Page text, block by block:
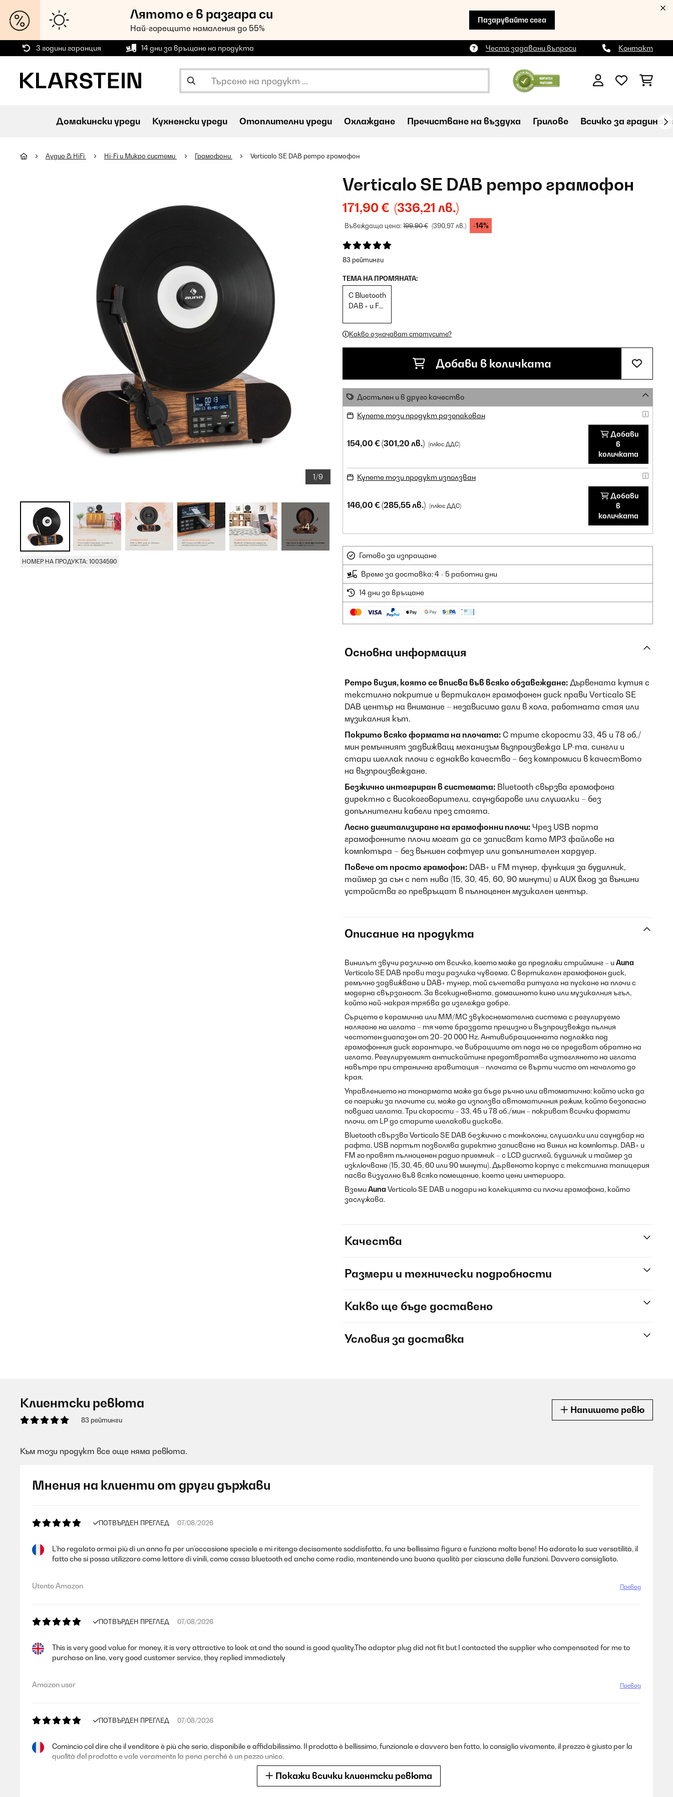
Лятото е в разгара си
Най-горещите намаления до 55%
Пазарувайте сега
3 години гаранция 14 дни за връщане на продукта Често задавани въпроси Контакт
Домакински уреди Кухненски уреди Oтоплителни уреди Охлаждане Пречистване на въздуха Грилове Всичко за
Аудио & HiFi Hi-Fi и Микро системи Грамофони Verticalo SE DAB ретро грамофон
1/9
+4
НОМЕР НА ПРОДУКТА: 10034590
Verticalo SE DAB ретро грамофон
171,90 € (336,21 лв.)
Въвеждаща цена:199,90 € (390,97 лв.) -14%
83 рейтинги
ТЕМА НА ПРОМЯНАТА:
С Bluetooth
DAB + и FM
Какво означават статусите?
Добави в количката
Достъпен и в друго качество
Купете този продукт разопакован
154,00 €(301,20 лв.) (плюс ДДС)
Добави
в
количката
Купете този продукт използван
146,00 €(285,55 лв.) (плюс ДДС)
Добави
в
количката
Готово за изпращане
Време за доставка: 4 - 5 работни дни
14 дни за връщане
Основна информация
Ретро визия, която се вписва във всяко обзавеждане: Дървената кутия с
текстилно покритие и вертикален грамофонен диск прави Verticalo SE
DAB център на внимание – независимо дали в хола, работната стая или
музикалния кът.
Покрито всяко формата на плочата: С трите скорости 33, 45 и 78 об./
мин ремъчният задвижващ механизъм възпроизвежда LP-та, сингли и
стари шеллак плочи с еднакво качество – без компромиси в качеството
на възпроизвеждане.
Безжично интегриран в системата: Bluetooth свързва грамофона
директно с високоговорители, саундбарове или слушалки – без
допълнителни кабели през стаята.
Лесно дигитализиране на грамофонни плочи: Чрез USB порта
грамофонните плочи могат да се записват като MP3 файлове на
компютъра – без външен софтуер или допълнителен хардуер.
Повече от просто грамофон: DAB+ и FM тунер, функция за будилник,
таймер за сън с пет нива (15, 30, 45, 60, 90 минути) и AUX вход за външни
устройства го превръщат в пълноценен музикален център.
Описание на продукта
Винилът звучи различно от всичко, което може да предложи стрийминг – и Auna
Verticalo SE DAB прави тази разлика чуваема. С вертикален грамофонен диск,
ремъчно задвижване и DAB+ тунер, той съчетава ритуала на пускане на плочи с
модерна свързаност. За всекидневната, домашното кино или музикалния ъгъл,
който най-накрая трябва да изглежда добре.
Сърцето е керамична или MM/MC звукоснемателна система с регулируемо
налягане на иглата – тя чете браздата прецизно и възпроизвежда пълния
честотен диапазон от 20–20 000 Hz. Антивибрационната подложка под
грамофонния диск гарантира, че вибрациите от пода не се предават обратно на
иглата. Регулируемият антискайтинг предотвратява изтеглянето на иглата
навътре при странична гравитация – плочата се върти чисто от началото до
края.
Управлението на тонармата може да бъде ръчно или автоматично: който иска да
се погрижи за плочите си, може да използва автоматичния режим, който безопасно
повдига иглата. Три скорости – 33, 45 и 78 об./мин – покриват всички формати
плочи, от LP до старите шелакови дискове.
Bluetooth свързва Verticalo SE DAB безжично с тонколони, слушалки или саундбар на
рафта. USB портът позволява директно записване на винил на компютър. DAB+ и
FM го правят пълноценен радио приемник – с LCD дисплей, будилник и таймер за
изключване (15, 30, 45, 60 или 90 минути). Дървеното корпус с текстилна тапицерия
пасва визуално във всяко помещение, което цени интериора.
Вземи Auna Verticalo SE DAB и подари на колекцията си плочи грамофона, който
заслужава.
Качества
Размери и технически подробности
Какво ще бъде доставено
Условия за доставка
Клиентски ревюта
83 рейтинги
Напишете ревю
Към този продукт все още няма ревюта.
Мнения на клиенти от други държави
ПОТВЪРДЕН ПРЕГЛЕД 07/08/2026
L’ho regalato ormai più di un anno fa per un’occasione speciale e mi ritengo decisamente soddisfatta, fa una bellissima figura e funziona molto bene! Ho adorato la sua versatilità, il
fatto che si possa utilizzare come lettore di vinili, come cassa bluetooth ed anche come radio, mantenendo una buona qualità per ciascuna delle funzioni. Davvero consigliato.
Utente Amazon Превод
ПОТВЪРДЕН ПРЕГЛЕД 07/08/2026
This is very good value for money, it is very attractive to look at and the sound is good quality.The adaptor plug did not fit but I contacted the supplier who compensated for me to
purchase on line, very good customer service, they replied immediately
Amazon user Превод
ПОТВЪРДЕН ПРЕГЛЕД 07/08/2026
Comincio col dire che il venditore è più che serio, disponibile e affidabilissimo. Il prodotto è bellissimo, funzionale e davvero ben fatto, lo consiglio vivamente, il prezzo è giusto per la
qualità del prodotto e vale veramente la pena perché è un pezzo unico.
Покажи всички клиентски ревюта